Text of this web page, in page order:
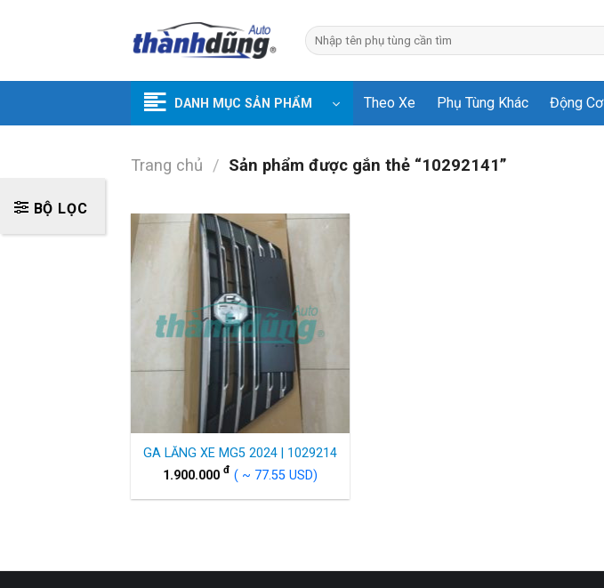
Tìm
kiếm:
DANH MỤC SẢN PHẨM Theo Xe Phụ Tùng Khác Động Cơ
Trang chủ / Sản phẩm được gắn thẻ “10292141”
BỘ LỌC
GA LĂNG XE MG5 2024 | 1029214
1.900.000 đ ( ~ 77.55 USD)